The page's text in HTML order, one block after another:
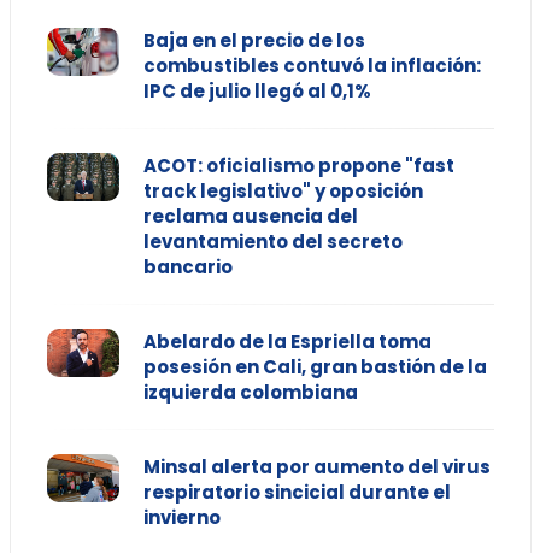
Baja en el precio de los
combustibles contuvó la inflación:
IPC de julio llegó al 0,1%
ACOT: oficialismo propone "fast
track legislativo" y oposición
reclama ausencia del
levantamiento del secreto
bancario
Abelardo de la Espriella toma
posesión en Cali, gran bastión de la
izquierda colombiana
Minsal alerta por aumento del virus
respiratorio sincicial durante el
invierno